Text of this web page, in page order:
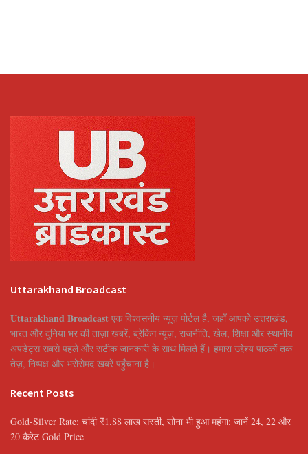
Uttarakhand Broadcast
Uttarakhand Broadcast एक विश्वसनीय न्यूज़ पोर्टल है, जहाँ आपको उत्तराखंड,
भारत और दुनिया भर की ताज़ा खबरें, ब्रेकिंग न्यूज़, राजनीति, खेल, शिक्षा और स्थानीय
अपडेट्स सबसे पहले और सटीक जानकारी के साथ मिलते हैं। हमारा उद्देश्य पाठकों तक
तेज़, निष्पक्ष और भरोसेमंद खबरें पहुँचाना है।
Recent Posts
Gold-Silver Rate: चांदी ₹1.88 लाख सस्ती, सोना भी हुआ महंगा; जानें 24, 22 और
20 कैरेट Gold Price